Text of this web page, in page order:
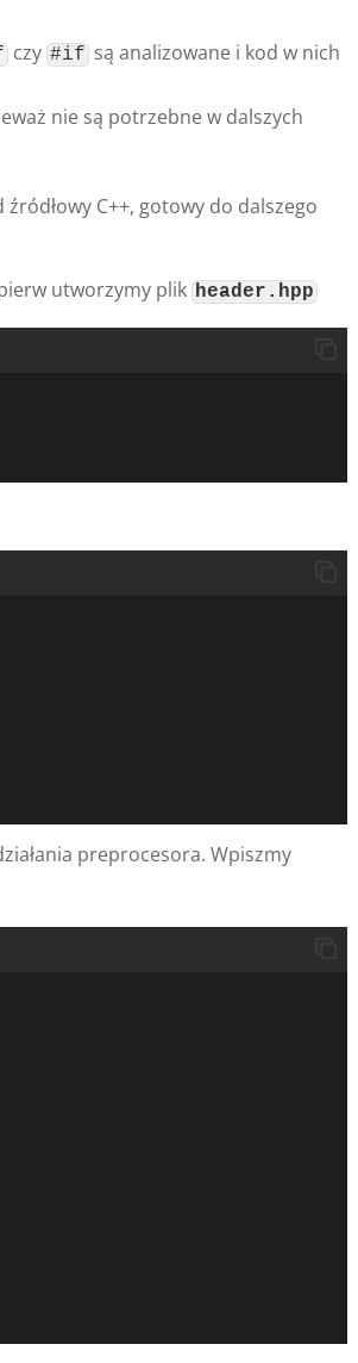
czy#if są analizowane i kod w nich
nie są potrzebne w dalszych
C++, gotowy do dalszego
utworzymy plikheader.hpp
preprocesora. Wpiszmy